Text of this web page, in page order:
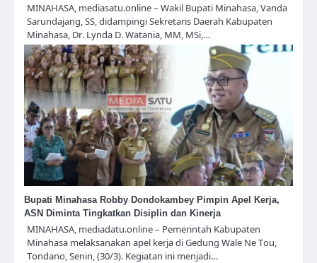
MINAHASA, mediasatu.online – Wakil Bupati Minahasa, Vanda
Sarundajang, SS, didampingi Sekretaris Daerah Kabupaten
Minahasa, Dr. Lynda D. Watania, MM, MSi,…
Bupati Minahasa Robby Dondokambey Pimpin Apel Kerja,
ASN Diminta Tingkatkan Disiplin dan Kinerja
MINAHASA, mediadatu.online – Pemerintah Kabupaten
Minahasa melaksanakan apel kerja di Gedung Wale Ne Tou,
Tondano, Senin, (30/3). Kegiatan ini menjadi…